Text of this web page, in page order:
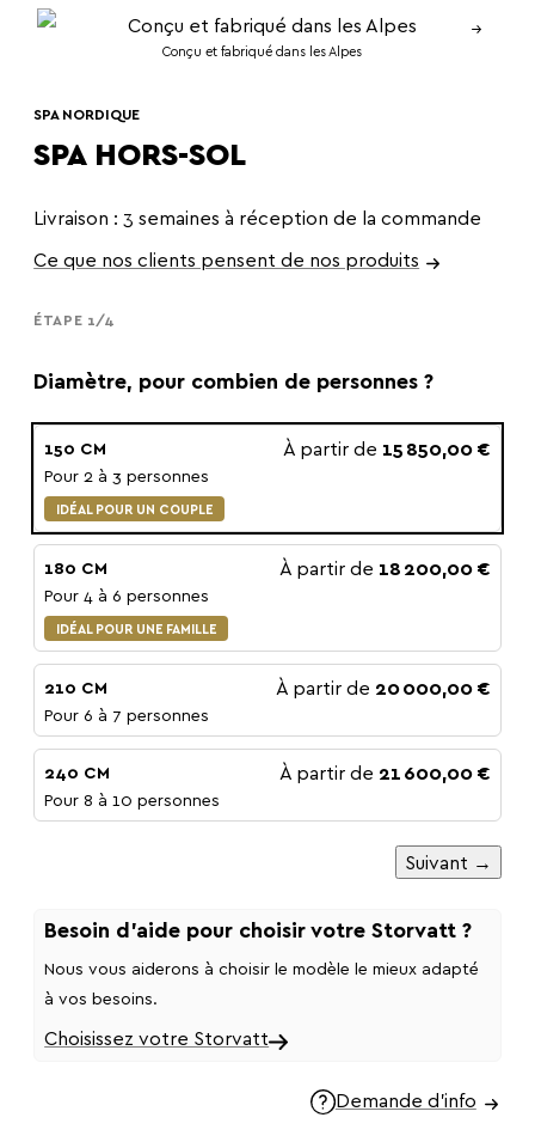
Conçu et fabriqué dans les Alpes
SPA NORDIQUE
SPA HORS-SOL
Livraison : 3 semaines à réception de la commande
Ce que nos clients pensent de nos produits
ÉTAPE 1/4
Diamètre, pour combien de personnes ?
150 CM
Pour 2 à 3 personnes
À partir de 15 850,00 €
IDÉAL POUR UN COUPLE
180 CM
Pour 4 à 6 personnes
À partir de 18 200,00 €
IDÉAL POUR UNE FAMILLE
210 CM
Pour 6 à 7 personnes
À partir de 20 000,00 €
240 CM
Pour 8 à 10 personnes
À partir de 21 600,00 €
Suivant →
Besoin d'aide pour choisir votre Storvatt ?
Nous vous aiderons à choisir le modèle le mieux adapté
à vos besoins.
Choisissez votre Storvatt
Demande d'info